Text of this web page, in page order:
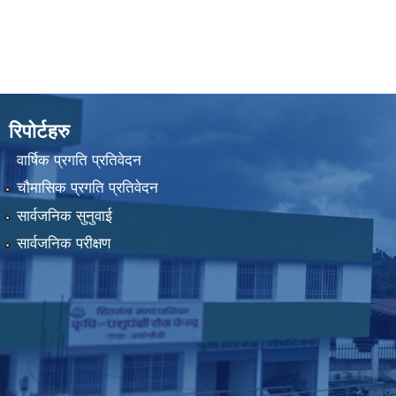
रिपोर्टहरु
वार्षिक प्रगति प्रतिवेदन
चौमासिक प्रगति प्रतिवेदन
सार्वजनिक सुनुवाई
सार्वजनिक परीक्षण